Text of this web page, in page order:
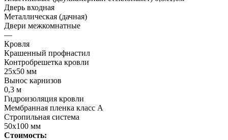
Дверь входная
Металлическая (дачная)
Двери межкомнатные
—
Кровля
Крашенный профнастил
Контробрешетка кровли
25х50 мм
Вынос карнизов
0,3 м
Гидроизоляция кровли
Мембранная пленка класс А
Стропильная система
50х100 мм
Стоимость: